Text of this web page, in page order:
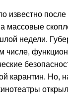
известно после
массовые
недели.
карантин. Но,